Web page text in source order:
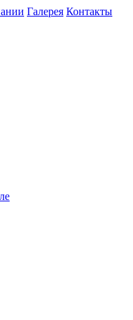
Галерея Контакты